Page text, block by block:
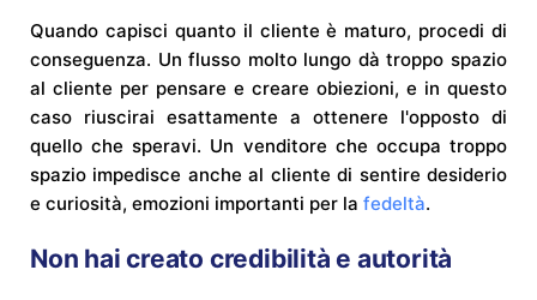
Quando capisci quanto il cliente è maturo, procedi di
conseguenza. Un flusso molto lungo dà troppo spazio
al cliente per pensare e creare obiezioni, e in questo
caso riuscirai esattamente a ottenere l'opposto di
quello che speravi. Un venditore che occupa troppo
spazio impedisce anche al cliente di sentire desiderio
e curiosità, emozioni importanti per la fedeltà.
Non hai creato credibilità e autorità